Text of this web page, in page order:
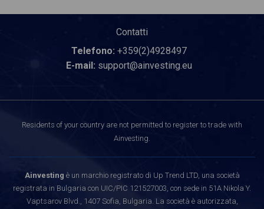
Contatti
Telefono: +359(2)4928497
E-mail: support@ainvesting.eu
Residents of your country are not permitted to register to trade with
Ainvesting.
Ainvesting è un marchio registrato di Up Trend LTD, una società
registrata in Bulgaria con UIC/PIC 121527003, con sede in 51A Nikola Y.
Vaptsarov Blvd., 1407 Sofia, Bulgaria. La società è autorizzata,